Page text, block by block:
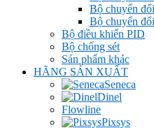
Bộ chuyển
Bộ chuyển
Bộ điều khiển PID
Bộ chống sét
Sản phẩm khác
HÃNG SẢN XUẤT
Seneca
Dinel
Flowline
Pixsys